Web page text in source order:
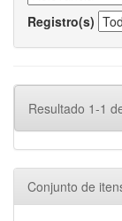
Registro(s)
Resultado 1-1
Conjunto de